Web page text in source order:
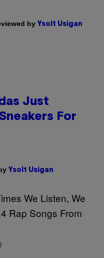
by Ysolt Usigan
Just
For
Ysolt Usigan